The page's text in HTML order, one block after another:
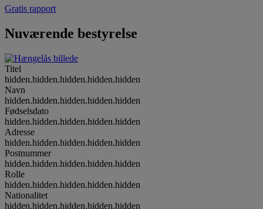
Gratis rapport
Nuværende bestyrelse
Titel
hidden.hidden.hidden.hidden.hidden
Navn
hidden.hidden.hidden.hidden.hidden
Fødselsdato
hidden.hidden.hidden.hidden.hidden
Adresse
hidden.hidden.hidden.hidden.hidden
Postnummer
hidden.hidden.hidden.hidden.hidden
Rolle
hidden.hidden.hidden.hidden.hidden
Nationalitet
hidden.hidden.hidden.hidden.hidden